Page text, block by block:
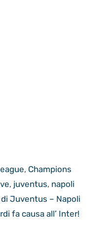
, Champions
, juventus, napoli
Juventus – Napoli
fa causa all’ Inter!